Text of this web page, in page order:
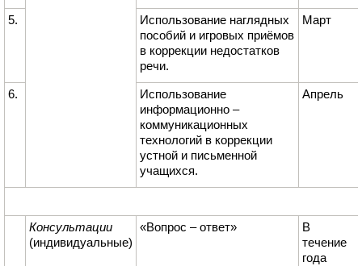
5.
Использование наглядных
пособий и игровых приёмов
в коррекции недостатков
речи.
Март
6.
Использование
информационно –
коммуникационных
технологий в коррекции
устной и письменной
учащихся.
Апрель
Консультации
(индивидуальные)
«Вопрос – ответ»
В
течение
года